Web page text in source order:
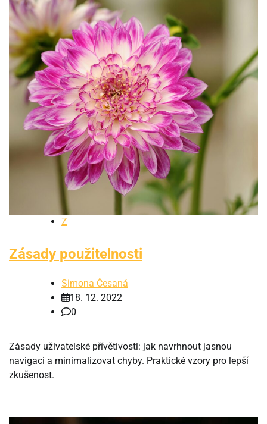
Z
Zásady použitelnosti
Simona Česaná
18. 12. 2022
0
Zásady uživatelské přívětivosti: jak navrhnout jasnou
navigaci a minimalizovat chyby. Praktické vzory pro lepší
zkušenost.